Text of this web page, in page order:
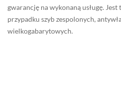
gwarancję na wykonaną usługę. Jest
przypadku szyb zespolonych,
wielkogabarytowych.